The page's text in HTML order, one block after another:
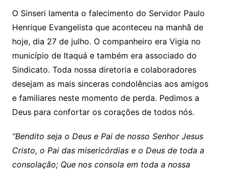
at
s
A
p
p
c
e
b
o
o
k
itt
er
p
y
Li
n
k
ar
e
O Sinseri lamenta o falecimento do Servidor Paulo
Henrique Evangelista que aconteceu na manhã de
hoje, dia 27 de julho. O companheiro era Vigia no
município de Itaquá e também era associado do
Sindicato. Toda nossa diretoria e colaboradores
desejam as mais sinceras condolências aos amigos
e familiares neste momento de perda. Pedimos a
Deus para confortar os corações de todos nós.
“Bendito seja o Deus e Pai de nosso Senhor Jesus
Cristo, o Pai das misericórdias e o Deus de toda a
consolação; Que nos consola em toda a nossa